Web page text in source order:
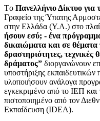
Tο Πανελλήνιο Δίκτυο
Γραφείο της Ύπατης
στην Ελλάδα (Υ.Α.) στο
ήσουν εσύ; - ένα
δικαιώματα και σε
δραστηριότητες, τεχνικές
δράματος” διοργανώνουν
υποστήριξης
υλοποιήσουν ανάλογα
εγκεκριμένο από το ΙΕΠ και
πιστοποιημένο από τον
Εκπαίδευση (IDEA).